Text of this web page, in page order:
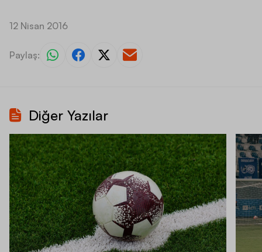
12 Nisan 2016
Paylaş:
Diğer Yazılar